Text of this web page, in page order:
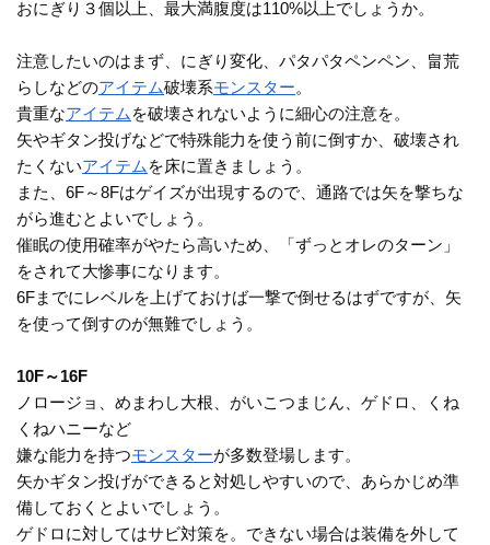
おにぎり３個以上、最大満腹度は110%以上でしょうか。
注意したいのはまず、にぎり変化、パタパタペンペン、畠荒
らしなどのアイテム破壊系モンスター。
貴重なアイテム を破壊されないように細心の注意を。
矢やギタン投げなどで特殊能力を使う前に倒すか、破壊され
たくないアイテム を床に置きましょう。
また、6F～8Fはゲイズが出現するので、通路では矢を撃ちな
がら進むとよいでしょう。
催眠の使用確率がやたら高いため、「ずっとオレのターン」
をされて大惨事になります。
6Fまでにレベルを上げておけば一撃で倒せるはずですが、矢
を使って倒すのが無難でしょう。
10F～16F
ノロージョ、めまわし大根、がいこつまじん、ゲドロ、くね
くねハニーなど
嫌な能力を持つモンスターが多数登場します。
矢かギタン投げができると対処しやすいので、あらかじめ準
備しておくとよいでしょう。
ゲドロに対してはサビ対策を。できない場合は装備を外して